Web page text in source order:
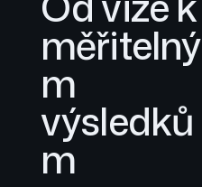
měřitelný
m
výsledků
m